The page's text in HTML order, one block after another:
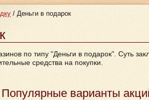
/ Деньги в подарок
по типу "Деньги в подарок". Суть
средства на покупки.
Популярные варианты